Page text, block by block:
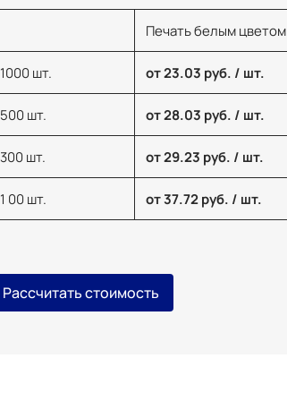
Печать белым цветом
1000 шт. от 23.03 руб. / шт.
500 шт. от 28.03 руб. / шт.
300 шт. от 29.23 руб. / шт.
1 00 шт. от 37.72 руб. / шт.
Рассчитать стоимость